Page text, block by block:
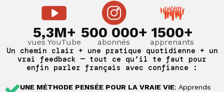
5,3M+
vues YouTube
500 000+
abonnés
1500+
apprenants
Un chemin clair + une pratique quotidienne + un
vrai feedback — tout ce qu’il te faut pour
enfin parler français avec confiance :
UNE MÉTHODE PENSÉE POUR LA VRAIE VIE: Apprends